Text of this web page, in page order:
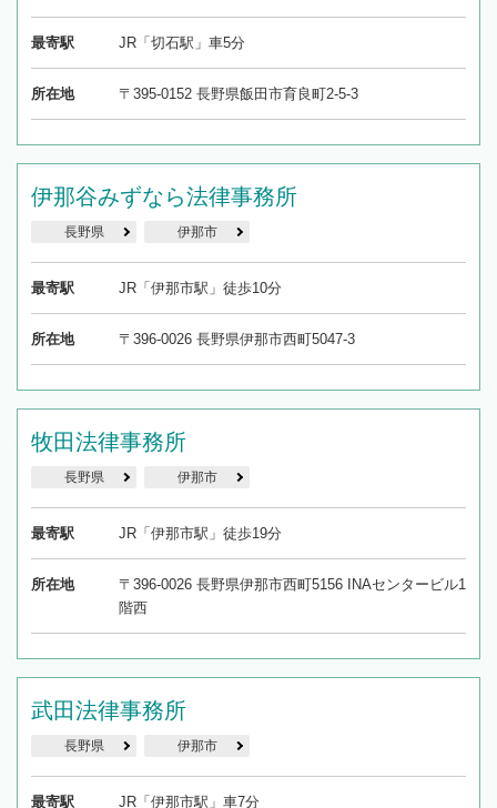
最寄駅 JR「切石駅」車5分
所在地 〒395-0152 長野県飯田市育良町2-5-3
伊那谷みずなら法律事務所
長野県 伊那市
最寄駅 JR「伊那市駅」徒歩10分
所在地 〒396-0026 長野県伊那市西町5047-3
牧田法律事務所
長野県 伊那市
最寄駅 JR「伊那市駅」徒歩19分
所在地
〒396-0026 長野県伊那市西町5156 INAセンタービル1
階西
武田法律事務所
長野県 伊那市
最寄駅 JR「伊那市駅」車7分